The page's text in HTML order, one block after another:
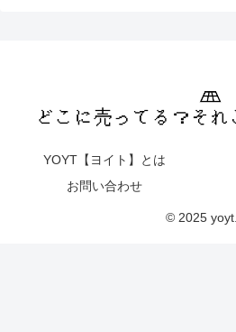
YOYT【ヨイト】とは
お問い合わせ
© 2025 yoyt.